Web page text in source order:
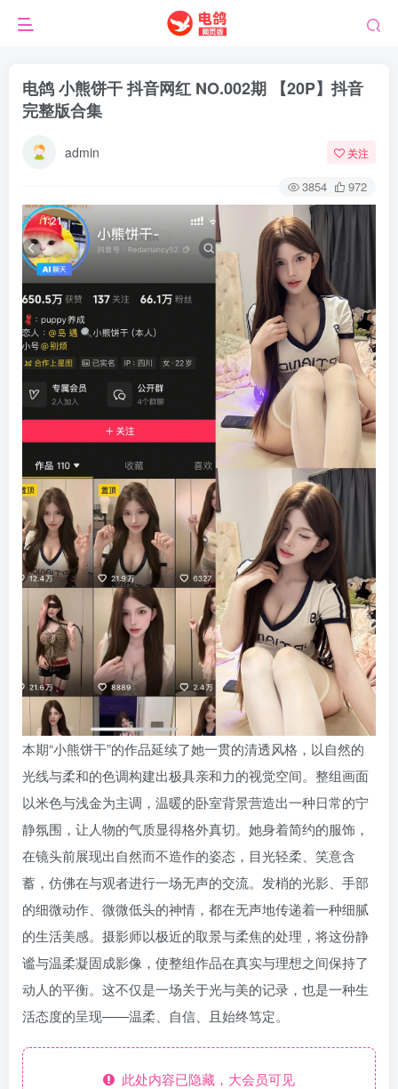
电鸽 小熊饼干 抖音网红 NO.002期 【20P】抖音
完整版合集
admin 关注
3854 972
本期“小熊饼干”的作品延续了她一贯的清透风格，以自然的
光线与柔和的色调构建出极具亲和力的视觉空间。整组画面
以米色与浅金为主调，温暖的卧室背景营造出一种日常的宁
静氛围，让人物的气质显得格外真切。她身着简约的服饰，
在镜头前展现出自然而不造作的姿态，目光轻柔、笑意含
蓄，仿佛在与观者进行一场无声的交流。发梢的光影、手部
的细微动作、微微低头的神情，都在无声地传递着一种细腻
的生活美感。摄影师以极近的取景与柔焦的处理，将这份静
谧与温柔凝固成影像，使整组作品在真实与理想之间保持了
动人的平衡。这不仅是一场关于光与美的记录，也是一种生
活态度的呈现——温柔、自信、且始终笃定。
此处内容已隐藏，大会员可见